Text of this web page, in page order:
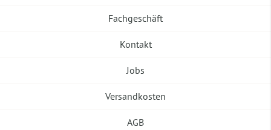
Fachgeschäft
Kontakt
Jobs
Versandkosten
AGB